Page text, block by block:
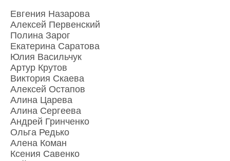
Евгения Назарова
Алексей Первенский
Полина Зарог
Екатерина Саратова
Юлия Васильчук
Артур Крутов
Виктория Скаева
Алексей Остапов
Алина Царева
Алина Сергеева
Андрей Гринченко
Ольга Редько
Алена Коман
Ксения Савенко